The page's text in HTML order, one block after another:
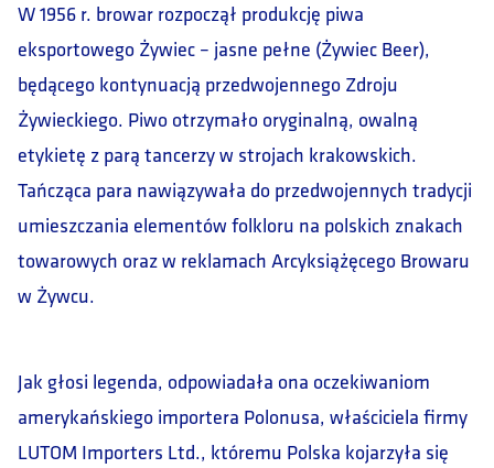
W 1956 r. browar rozpoczął produkcję piwa
eksportowego Żywiec – jasne pełne (Żywiec Beer),
będącego kontynuacją przedwojennego Zdroju
Żywieckiego. Piwo otrzymało oryginalną, owalną
etykietę z parą tancerzy w strojach krakowskich.
Tańcząca para nawiązywała do przedwojennych tradycji
umieszczania elementów folkloru na polskich znakach
towarowych oraz w reklamach Arcyksiążęcego Browaru
w Żywcu.
Jak głosi legenda, odpowiadała ona oczekiwaniom
amerykańskiego importera Polonusa, właściciela firmy
LUTOM Importers Ltd., któremu Polska kojarzyła się